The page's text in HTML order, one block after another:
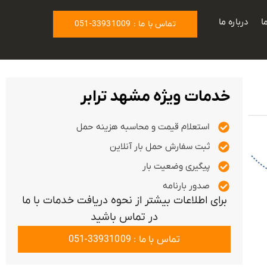
درباره ما تماس با ما : 33931009-051
خدمات ویژه مشهد ترابر
استعلام قیمت و محاسبه هزینه حمل
ثبت سفارش حمل بار آنلاین
پیگیری وضعیت بار
صدور بارنامه
برای اطلاعات بیشتر از نحوه دریافت خدمات با ما
در تماس باشید
تماس با ما : 33931009-051